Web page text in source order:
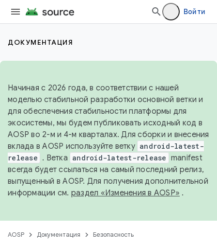
Войти
ДОКУМЕНТАЦИЯ
Начиная с 2026 года, в соответствии с нашей
моделью стабильной разработки основной ветки и
для обеспечения стабильности платформы для
экосистемы, мы будем публиковать исходный код в
AOSP во 2-м и 4-м кварталах. Для сборки и внесения
вклада в AOSP используйте ветку android-latest-
release . Ветка android-latest-release manifest
всегда будет ссылаться на самый последний релиз,
выпущенный в AOSP. Для получения дополнительной
информации см. раздел «Изменения в AOSP» .
AOSP Документация Безопасность